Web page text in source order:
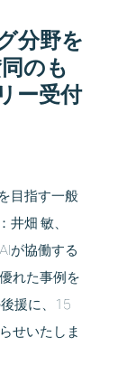
分野を
のも
ー受付
目指す一般
畑 敏、
が協働する
れた事例を
援に、15
せいたしま